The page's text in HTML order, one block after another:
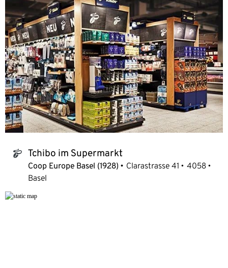
tchibo_logo Tchibo im Supermarkt
Coop Europe Basel (1928) Clarastrasse 41
4058
Basel